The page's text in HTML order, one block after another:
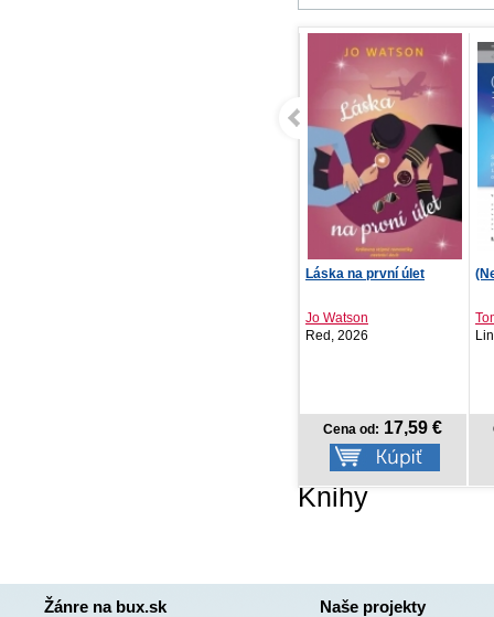
(Ne)bezpečný internet
Tomáš Šalmon
Lindeni, 2021
Cena od: 10,39 €
Knihy
Žánre na bux.sk Naše projekty